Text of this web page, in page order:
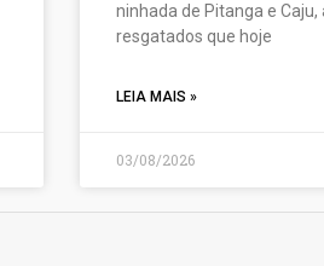
ninhada de Pitanga e Caju,
resgatados que hoje
LEIA MAIS »
03/08/2026